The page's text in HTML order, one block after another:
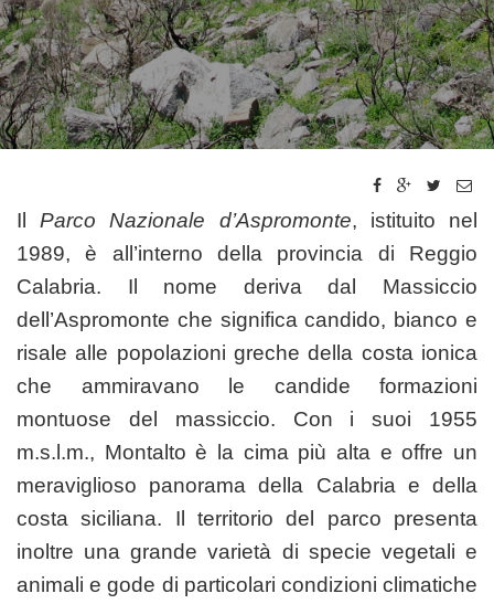
IlParco Nazionale d’Aspromonte, istituito nel
1989, è all’interno della provincia di Reggio
Calabria. Il nome deriva dal Massiccio
dell’Aspromonte che significa candido, bianco e
risale alle popolazioni greche della costa ionica
che ammiravano le candide formazioni
montuose del massiccio. Con i suoi 1955
m.s.l.m., Montalto è la cima più alta e offre un
meraviglioso panorama della Calabria e della
costa siciliana. Il territorio del parco presenta
inoltre una grande varietà di specie vegetali e
animali e gode di particolari condizioni climatiche